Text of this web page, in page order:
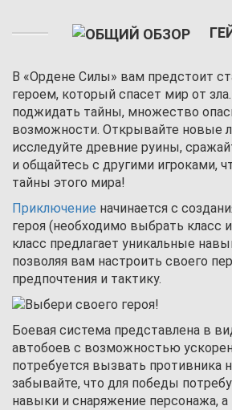
В «Ордене Силы» вам предстоит
героем, который спасет мир от
поджидать тайны, множество
возможности. Открывайте новые
исследуйте древние руины,
и общайтесь с другими игроками,
тайны этого мира!
Приключение начинается с
героя (необходимо выбрать класс
класс предлагает уникальные
позволяя вам настроить своего
предпочтения и тактику.
Боевая система представлена в
автобоев с возможностью
потребуется вызвать противника
забывайте, что для победы
навыки и снаряжение персонажа, а